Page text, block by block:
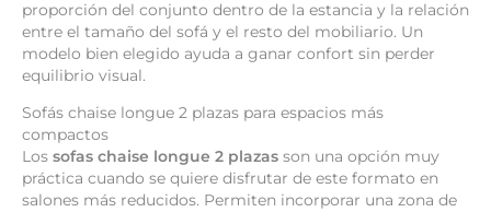
proporción del conjunto dentro de la estancia y la relación
entre el tamaño del sofá y el resto del mobiliario. Un
modelo bien elegido ayuda a ganar confort sin perder
equilibrio visual.
Sofás chaise longue 2 plazas para espacios más
compactos
Los sofas chaise longue 2 plazas son una opción muy
práctica cuando se quiere disfrutar de este formato en
salones más reducidos. Permiten incorporar una zona de